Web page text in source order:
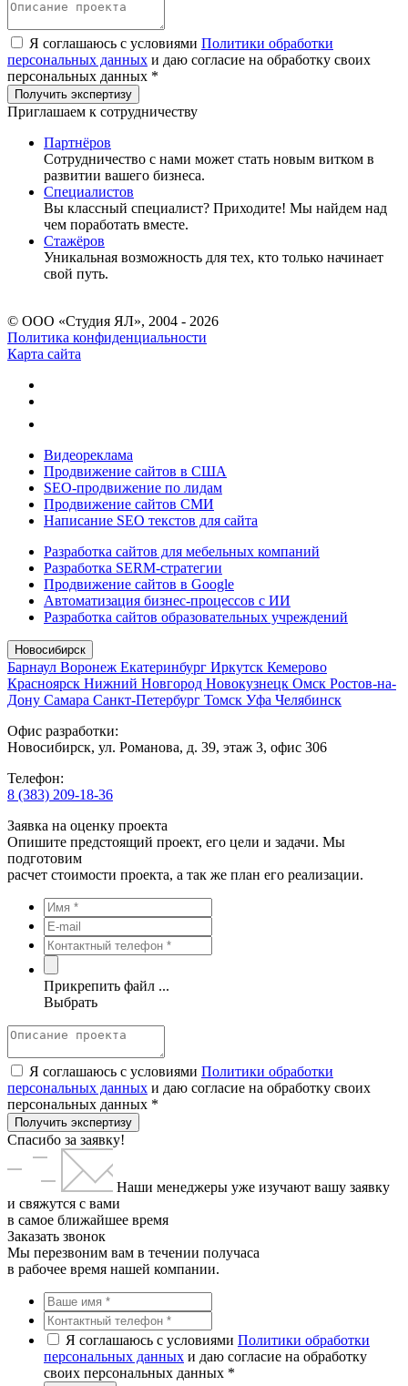
Я соглашаюсь с условиями Политики обработки
персональных данных и даю согласие на обработку своих
персональных данных *
Приглашаем к сотрудничеству
Партнёров
Сотрудничество c нами может стать новым витком в
развитии вашего бизнеса.
Специалистов
Вы классный специалист? Приходите! Мы найдем над
чем поработать вместе.
Стажёров
Уникальная возможность для тех, кто только начинает
свой путь.
© ООО «Студия ЯЛ», 2004 - 2026
Политика конфиденциальности
Карта сайта
Видеореклама
Продвижение сайтов в США
SEO-продвижение по лидам
Продвижение сайтов СМИ
Написание SEO текстов для сайта
Разработка сайтов для мебельных компаний
Разработка SERM-стратегии
Продвижение сайтов в Google
Автоматизация бизнес-процессов с ИИ
Разработка сайтов образовательных учреждений
Новосибирск
Барнаул Воронеж Екатеринбург Иркутск Кемерово
Красноярск Нижний Новгород Новокузнецк Омск Ростов-на-
Дону Самара Санкт-Петербург Томск Уфа Челябинск
Офис разработки:
Новосибирск, ул. Романова, д. 39, этаж 3, офис 306
Телефон:
8 (383) 209-18-36
Заявка на оценку проекта
Опишите предстоящий проект, его цели и задачи. Мы
подготовим
расчет стоимости проекта, а так же план его реализации.
Прикрепить файл ...
Выбрать
Я соглашаюсь с условиями Политики обработки
персональных данных и даю согласие на обработку своих
персональных данных *
Получить экспертизу
Спасибо за заявку!
Наши менеджеры уже изучают вашу заявку
и свяжутся с вами
в самое ближайшее время
Заказать звонок
Мы перезвоним вам в течении получаса
в рабочее время нашей компании.
Я соглашаюсь с условиями Политики обработки
персональных данных и даю согласие на обработку
своих персональных данных *